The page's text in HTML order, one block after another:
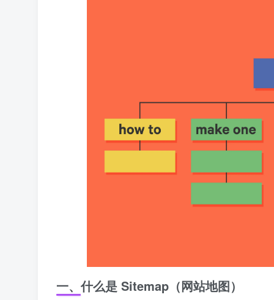
一、什么是 Sitemap（网站地图）